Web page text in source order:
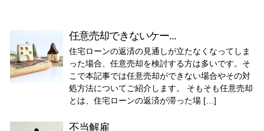
任意売却できないケー...
住宅ローンの返済の見通しが立たなくなってしま
った場合、任意売却を検討する方は多いです。そ
こで本記事では任意売却ができない場合やその対
処方法についてご紹介します。 そもそも任意売却
とは、住宅ローンの返済が滞った場 […]
不当解雇